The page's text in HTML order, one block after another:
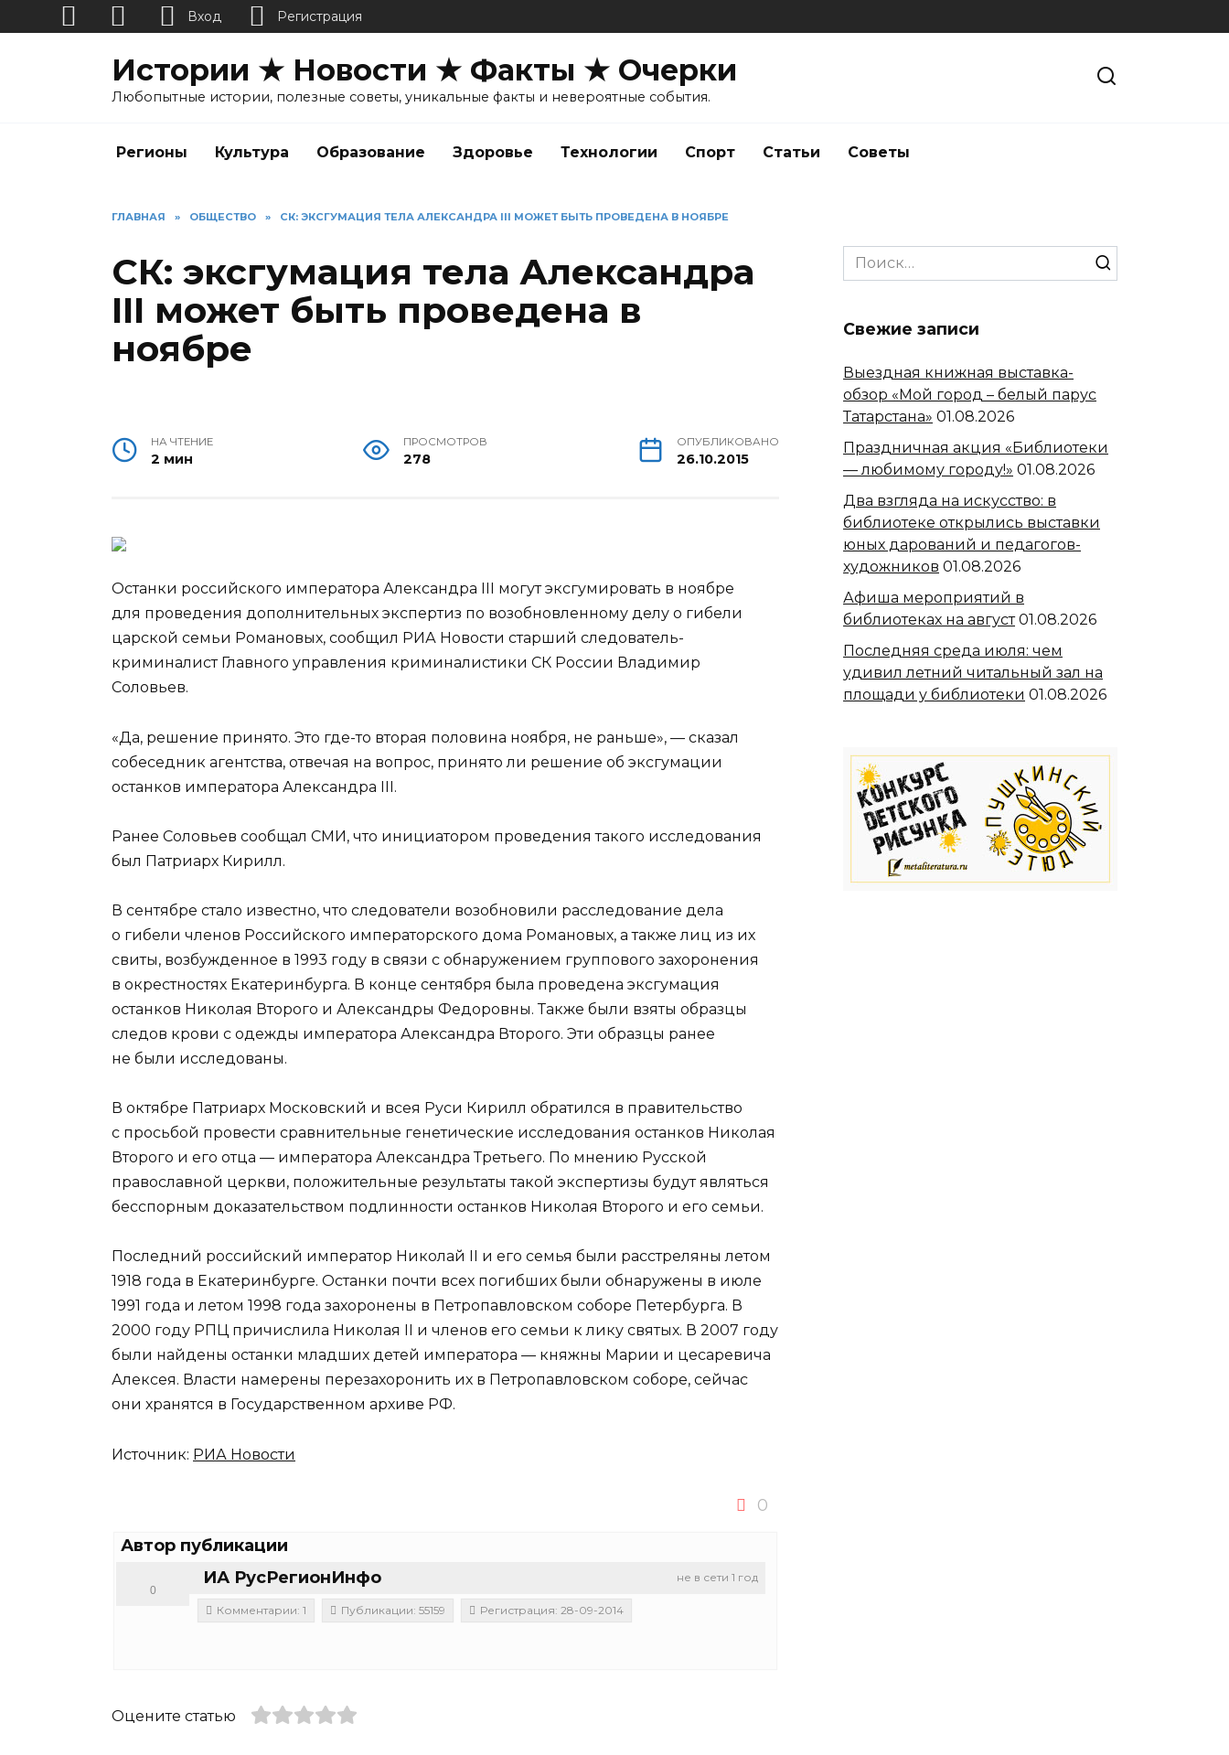
Истории ★ Новости ★ Факты ★ Очерки
Любопытные истории, полезные советы, уникальные факты и невероятные события.
Регионы Культура Образование Здоровье Технологии Спорт Статьи Советы
ГЛАВНАЯ » ОБЩЕСТВО » СК: ЭКСГУМАЦИЯ ТЕЛА АЛЕКСАНДРА III МОЖЕТ БЫТЬ ПРОВЕДЕНА В НОЯБРЕ
СК: эксгумация тела Александра
III может быть проведена в
ноябре
НА ЧТЕНИЕ
2 мин
ПРОСМОТРОВ
278
ОПУБЛИКОВАНО
26.10.2015
Останки российского императора Александра III могут эксгумировать в ноябре
для проведения дополнительных экспертиз по возобновленному делу о гибели
царской семьи Романовых, сообщил РИА Новости старший следователь-
криминалист Главного управления криминалистики СК России Владимир
Соловьев.
«Да, решение принято. Это где-то вторая половина ноября, не раньше», — сказал
собеседник агентства, отвечая на вопрос, принято ли решение об эксгумации
останков императора Александра III.
Ранее Соловьев сообщал СМИ, что инициатором проведения такого исследования
был Патриарх Кирилл.
В сентябре стало известно, что следователи возобновили расследование дела
о гибели членов Российского императорского дома Романовых, а также лиц из их
свиты, возбужденное в 1993 году в связи с обнаружением группового захоронения
в окрестностях Екатеринбурга. В конце сентября была проведена эксгумация
останков Николая Второго и Александры Федоровны. Также были взяты образцы
следов крови с одежды императора Александра Второго. Эти образцы ранее
не были исследованы.
В октябре Патриарх Московский и всея Руси Кирилл обратился в правительство
с просьбой провести сравнительные генетические исследования останков Николая
Второго и его отца — императора Александра Третьего. По мнению Русской
православной церкви, положительные результаты такой экспертизы будут являться
бесспорным доказательством подлинности останков Николая Второго и его семьи.
Последний российский император Николай II и его семья были расстреляны летом
1918 года в Екатеринбурге. Останки почти всех погибших были обнаружены в июле
1991 года и летом 1998 года захоронены в Петропавловском соборе Петербурга. В
2000 году РПЦ причислила Николая II и членов его семьи к лику святых. В 2007 году
были найдены останки младших детей императора — княжны Марии и цесаревича
Алексея. Власти намерены перезахоронить их в Петропавловском соборе, сейчас
они хранятся в Государственном архиве РФ.
Источник: РИА Новости
0
Автор публикации
не в сети 1 год
ИА РусРегионИнфо
0
Комментарии: 1 Публикации: 55159 Регистрация: 28-09-2014
Оцените статью
Search
for:
Свежие записи
Выездная книжная выставка-
обзор «Мой город – белый парус
Татарстана» 01.08.2026
Праздничная акция «Библиотеки
— любимому городу!» 01.08.2026
Два взгляда на искусство: в
библиотеке открылись выставки
юных дарований и педагогов-
художников 01.08.2026
Афиша мероприятий в
библиотеках на август 01.08.2026
Последняя среда июля: чем
удивил летний читальный зал на
площади у библиотеки 01.08.2026
Вход Регистрация